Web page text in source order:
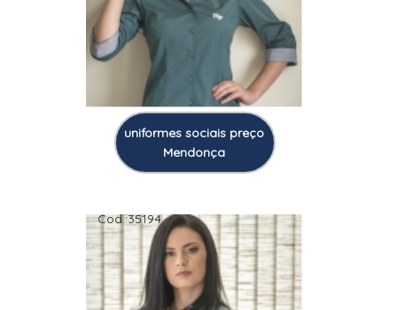
uniformes sociais preço
Mendonça
Cod.:35194